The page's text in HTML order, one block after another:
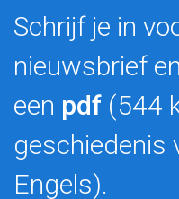
Schrijf je in
nieuwsbrief
een pdf (544
geschiedenis
Engels).